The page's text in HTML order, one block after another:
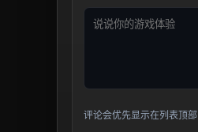
评论会优先显示在列表顶部